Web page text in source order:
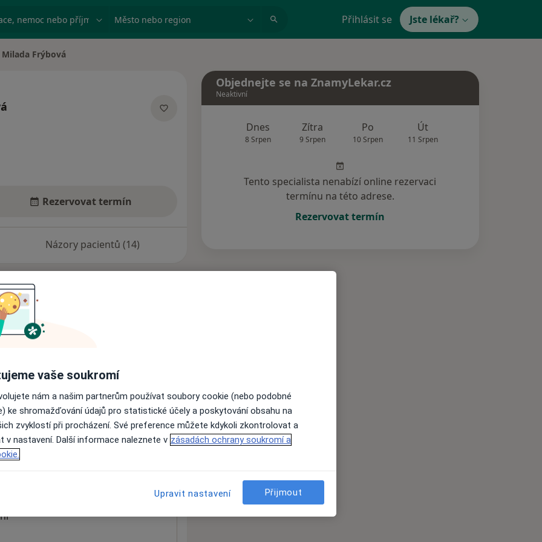
nemoc nebo příjmení Město nebo region Přihlásit se Jste lékař?
města
Milada Frýbová
Rezervovat termín
Názory pacientů (14)
nejsou k dispozici
informace o svých službách.
Objednejte se na ZnamyLekar.cz
Neaktivní
Dnes
8 Srpen
Zítra
9 Srpen
Po
10 Srpen
Út
11 Srpen
Tento specialista nenabízí online rezervaci
termínu na této adrese.
Rezervovat termín
vaše soukromí
nám a našim partnerům používat soubory cookie (nebo podobné
ke shromažďování údajů pro statistické účely a poskytování obsahu na
zvyklostí při procházení. Své preference můžete kdykoli zkontrolovat a
v nastavení. Další informace naleznete v zásadách ochrany soukromí a
Upravit nastavení Přijmout